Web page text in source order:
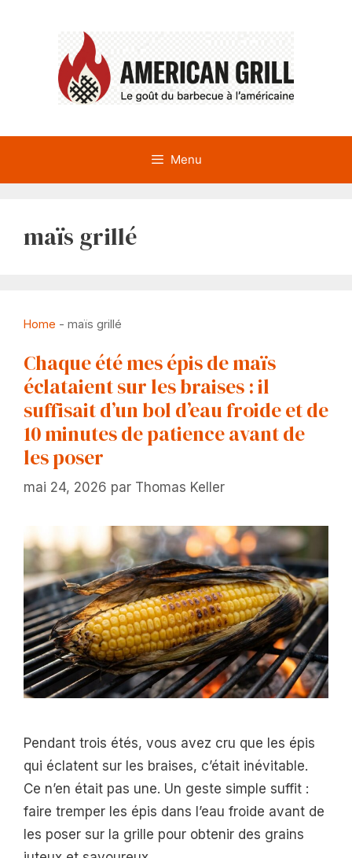
Menu
maïs grillé
Home - maïs grillé
Chaque été mes épis de maïs
éclataient sur les braises : il
suffisait d’un bol d’eau froide et de
10 minutes de patience avant de
les poser
mai 24, 2026 par Thomas Keller
Pendant trois étés, vous avez cru que les épis
qui éclatent sur les braises, c’était inévitable.
Ce n’en était pas une. Un geste simple suffit :
faire tremper les épis dans l’eau froide avant de
les poser sur la grille pour obtenir des grains